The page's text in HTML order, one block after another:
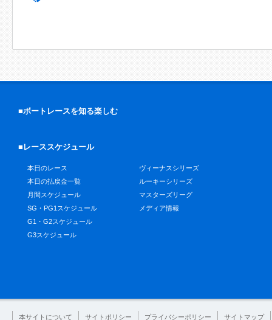
■ボートレースを知る楽しむ
■レーススケジュール
本日のレース
本日の払戻金一覧
月間スケジュール
SG・PG1スケジュール
G1・G2スケジュール
G3スケジュール
ヴィーナスシリーズ
ルーキーシリーズ
マスターズリーグ
メディア情報
本サイトについて サイトポリシー プライバシーポリシー サイトマップ